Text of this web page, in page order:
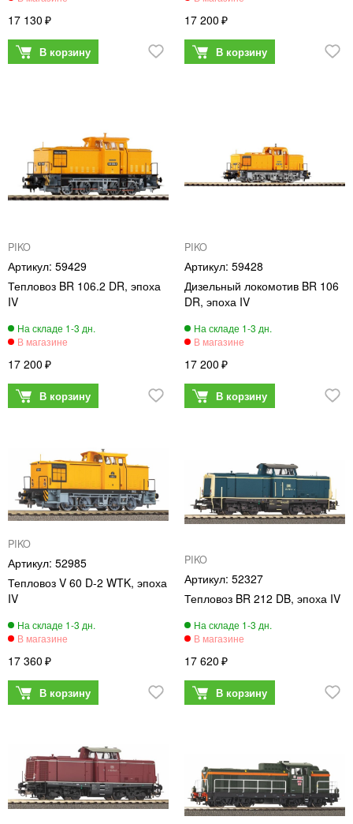
17 130 17 200
PIKO
59429
Тепловоз BR 106.2 DR, эпоха
IV
17 200
PIKO
59428
Дизельный локомотив BR 106
DR, эпоха IV
17 200
PIKO
52985
Тепловоз V 60 D-2 WTK, эпоха
IV
17 360
PIKO
52327
Тепловоз BR 212 DB, эпоха IV
17 620